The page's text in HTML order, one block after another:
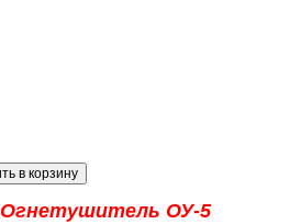
Огнетушитель ОУ-5